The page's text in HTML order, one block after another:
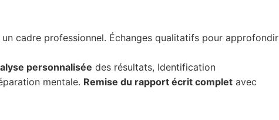
cadre professionnel. Échanges qualitatifs pour approfondir
personnalisée des résultats, Identification
mentale. Remise du rapport écrit complet avec